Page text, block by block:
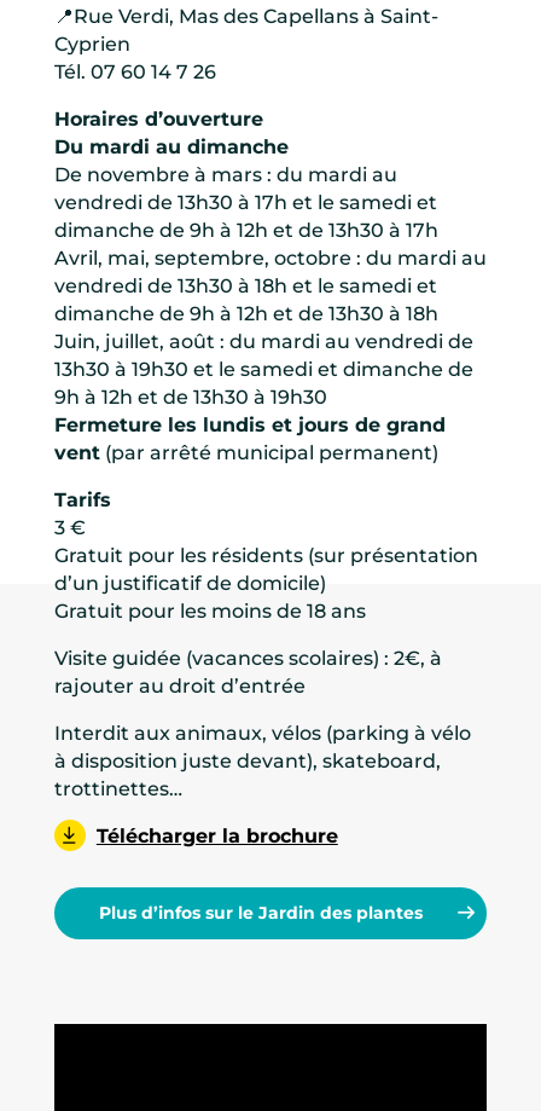
📍Rue Verdi, Mas des Capellans à Saint-
Cyprien
Tél. 07 60 14 7 26
Horaires d’ouverture
Du mardi au dimanche
De novembre à mars : du mardi au
vendredi de 13h30 à 17h et le samedi et
dimanche de 9h à 12h et de 13h30 à 17h
Avril, mai, septembre, octobre : du mardi au
vendredi de 13h30 à 18h et le samedi et
dimanche de 9h à 12h et de 13h30 à 18h
Juin, juillet, août : du mardi au vendredi de
13h30 à 19h30 et le samedi et dimanche de
9h à 12h et de 13h30 à 19h30
Fermeture les lundis et jours de grand
vent(par arrêté municipal permanent)
Tarifs
3 €
Gratuit pour les résidents (sur présentation
d’un justificatif de domicile)
Gratuit pour les moins de 18 ans
Visite guidée (vacances scolaires) : 2€, à
rajouter au droit d’entrée
Interdit aux animaux, vélos (parking à vélo
à disposition juste devant), skateboard,
trottinettes…
Télécharger la brochure
Plus d’infos sur le Jardin des plantes